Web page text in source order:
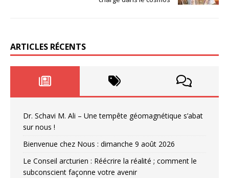
ARTICLES RÉCENTS
Dr. Schavi M. Ali – Une tempête géomagnétique s’abat
sur nous !
Bienvenue chez Nous : dimanche 9 août 2026
Le Conseil arcturien : Réécrire la réalité ; comment le
subconscient façonne votre avenir